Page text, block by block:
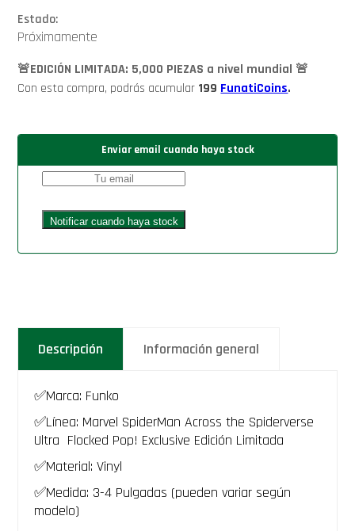
Estado:
Próximamente
🚨EDICIÓN LIMITADA: 5,000 PIEZAS a nivel mundial 🚨
Con esta compra, podrás acumular 199 FunatiCoins.
Enviar email cuando haya stock
Descripción Información general
✅Marca: Funko
✅Línea: Marvel SpiderMan Across the Spiderverse
Ultra Flocked Pop! Exclusive Edición Limitada
✅Material: Vinyl
✅Medida: 3-4 Pulgadas (pueden variar según
modelo)